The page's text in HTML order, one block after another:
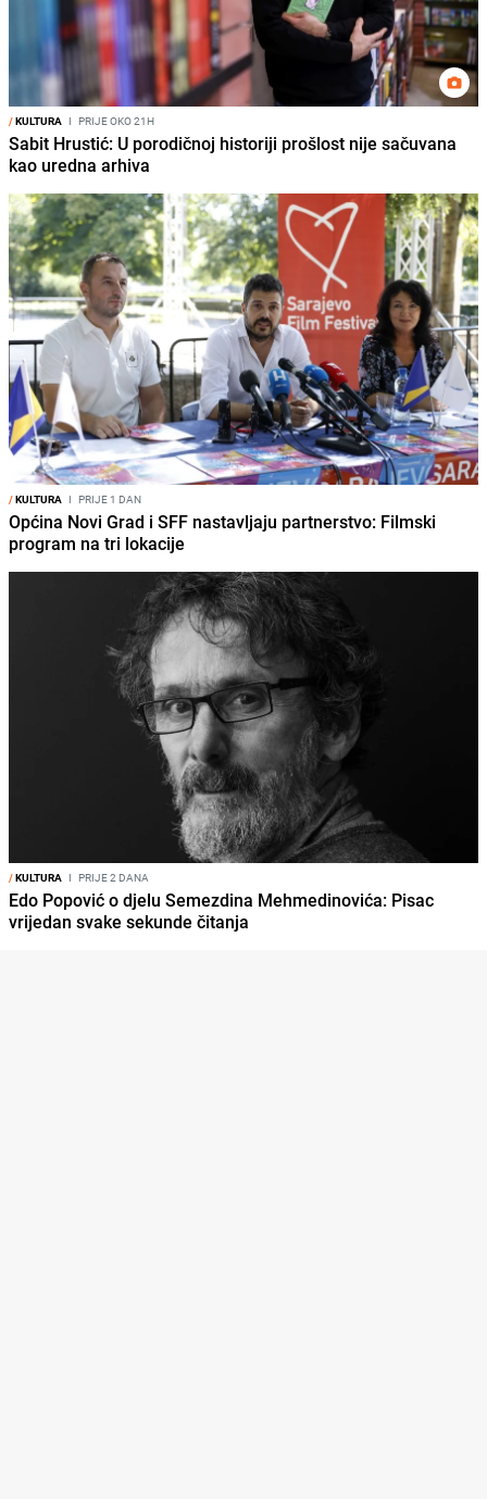
/KULTURA I PRIJE OKO 21H
Sabit Hrustić: U porodičnoj historiji prošlost nije sačuvana
kao uredna arhiva
/KULTURA I PRIJE 1 DAN
Općina Novi Grad i SFF nastavljaju partnerstvo: Filmski
program na tri lokacije
/KULTURA I PRIJE 2 DANA
Edo Popović o djelu Semezdina Mehmedinovića: Pisac
vrijedan svake sekunde čitanja